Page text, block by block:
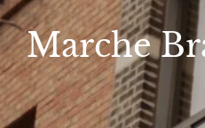
Marche